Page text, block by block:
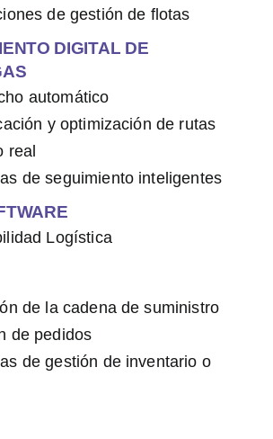
de gestión de flotas
DIGITAL DE
automático
y optimización de rutas
real
de seguimiento inteligentes
Logística
de la cadena de suministro
de pedidos
de gestión de inventario o